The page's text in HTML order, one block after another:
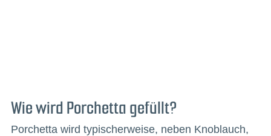
Wie wird Porchetta gefüllt?
Porchetta wird typischerweise, neben Knoblauch,